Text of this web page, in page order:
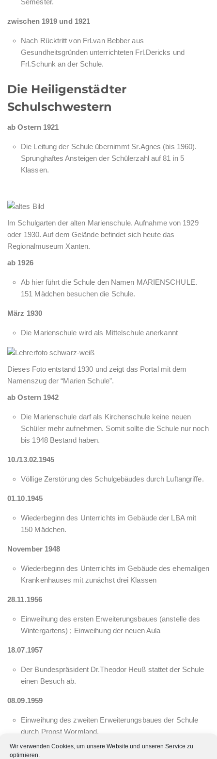
Wir verwenden Cookies, um unsere Website und unseren Service zu
optimieren.
Semester.
zwischen 1919 und 1921
Nach Rücktritt von Frl.van Bebber aus
Gesundheitsgründen unterrichteten Frl.Dericks und
Frl.Schunk an der Schule.
Die Heiligenstädter
Schulschwestern
ab Ostern 1921
Die Leitung der Schule übernimmt Sr.Agnes (bis 1960).
Sprunghaftes Ansteigen der Schülerzahl auf 81 in 5
Klassen.
Im Schulgarten der alten Marienschule. Aufnahme von 1929
oder 1930. Auf dem Gelände befindet sich heute das
Regionalmuseum Xanten.
ab 1926
Ab hier führt die Schule den Namen MARIENSCHULE.
151 Mädchen besuchen die Schule.
März 1930
Die Marienschule wird als Mittelschule anerkannt
Dieses Foto entstand 1930 und zeigt das Portal mit dem
Namenszug der “Marien Schule”.
ab Ostern 1942
Die Marienschule darf als Kirchenschule keine neuen
Schüler mehr aufnehmen. Somit sollte die Schule nur noch
bis 1948 Bestand haben.
10./13.02.1945
Völlige Zerstörung des Schulgebäudes durch Luftangriffe.
01.10.1945
Wiederbeginn des Unterrichts im Gebäude der LBA mit
150 Mädchen.
November 1948
Wiederbeginn des Unterrichts im Gebäude des ehemaligen
Krankenhauses mit zunächst drei Klassen
28.11.1956
Einweihung des ersten Erweiterungsbaues (anstelle des
Wintergartens) ; Einweihung der neuen Aula
18.07.1957
Der Bundespräsident Dr.Theodor Heuß stattet der Schule
einen Besuch ab.
08.09.1959
Einweihung des zweiten Erweiterungsbaues der Schule
durch Propst Wormland.
1960 – 1965